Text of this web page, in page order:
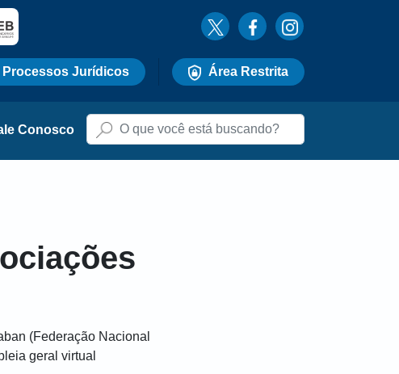
Processos Jurídicos Área Restrita
Conosco
(Federação Nacional
geral virtual